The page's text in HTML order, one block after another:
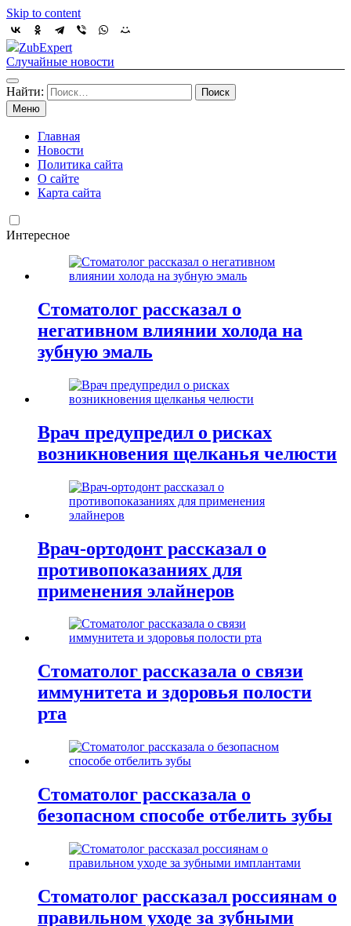
Skip to content
ZubExpert
Случайные новости
Найти:
Меню
Главная
Новости
Политика сайта
О сайте
Карта сайта
Интересное
Стоматолог рассказал о
негативном влиянии холода на
зубную эмаль
Врач предупредил о рисках
возникновения щелканья челюсти
Врач-ортодонт рассказал о
противопоказаниях для
применения элайнеров
Стоматолог рассказала о связи
иммунитета и здоровья полости
рта
Стоматолог рассказала о
безопасном способе отбелить зубы
Стоматолог рассказал россиянам о
правильном уходе за зубными